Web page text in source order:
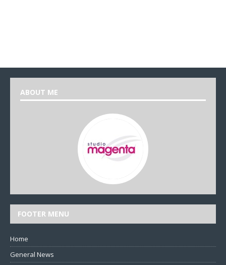
ABOUT ME
FOOTER MENU
Home
General News